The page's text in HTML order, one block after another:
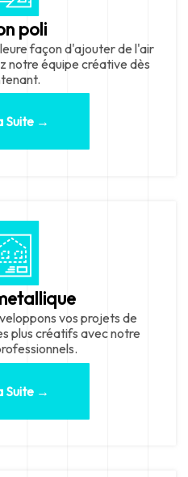
poli
façon d'ajouter de l'air
notre équipe créative dès
Suite →
vos projets de
plus créatifs avec notre
Suite →